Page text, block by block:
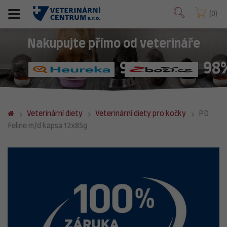
0
Nakupujte přímo od veterináře
98%
Veterinární diety Veterinární diety pro kočky
PD
Feline m/d kapsa 12x85g